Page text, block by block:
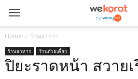
Home ร้านอาหาร
ร้านอาหาร ร้านก๋วยเตี๋ยว
ปิยะราดหน้า สวายเ